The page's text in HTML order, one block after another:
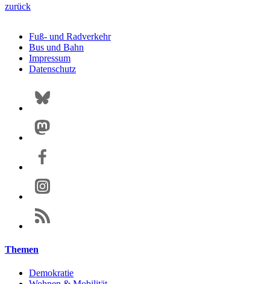
zurück
Fuß- und Radverkehr
Bus und Bahn
Impressum
Datenschutz
Themen
Demokratie